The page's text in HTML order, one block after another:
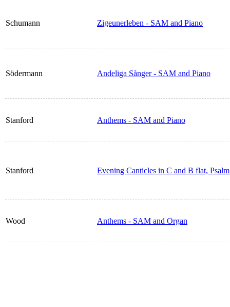
Schumann Zigeunerleben - SAM and Piano
Södermann Andeliga Sånger - SAM and Piano
Stanford Anthems - SAM and Piano
Stanford Evening Canticles in C and B flat,
Wood Anthems - SAM and Organ